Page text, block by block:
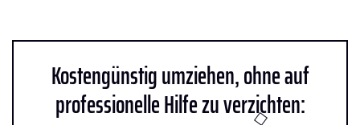
Kostengünstig umziehen, ohne auf
professionelle Hilfe zu verzichten: